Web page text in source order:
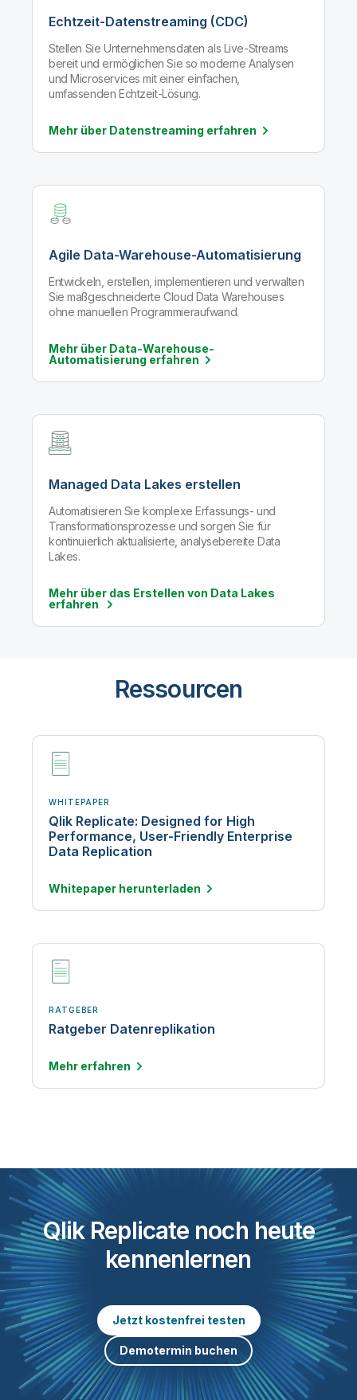
Echtzeit-Datenstreaming (CDC)
Stellen Sie Unternehmensdaten als Live-Streams
bereit und ermöglichen Sie so moderne Analysen
und Microservices mit einer einfachen,
umfassenden Echtzeit-Lösung.
Mehr über Datenstreaming erfahren
Agile Data-Warehouse-Automatisierung
Entwickeln, erstellen, implementieren und verwalten
Sie maßgeschneiderte Cloud Data Warehouses
ohne manuellen Programmieraufwand.
Mehr über Data-Warehouse-
Automatisierung erfahren
Managed Data Lakes erstellen
Automatisieren Sie komplexe Erfassungs- und
Transformationsprozesse und sorgen Sie für
kontinuierlich aktualisierte, analysebereite Data
Lakes.
Mehr über das Erstellen von Data Lakes
erfahren
Ressourcen
WHITEPAPER
Qlik Replicate: Designed for High
Performance, User-Friendly Enterprise
Data Replication
Whitepaper herunterladen
RATGEBER
Ratgeber Datenreplikation
Mehr erfahren
Qlik Replicate noch heute
kennenlernen
Jetzt kostenfrei testen
Demotermin buchen